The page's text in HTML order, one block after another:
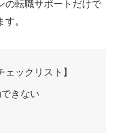
の転職サポートだけで
。
ェックリスト】
きない